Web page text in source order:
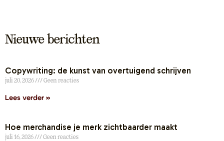
Nieuwe berichten
Copywriting: de kunst van overtuigend schrijven
juli 20, 2026 Geen reacties
Lees verder »
Hoe merchandise je merk zichtbaarder maakt
juli 16, 2026 Geen reacties